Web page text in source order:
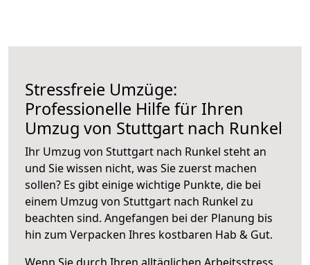
Stressfreie Umzüge:
Professionelle Hilfe für Ihren
Umzug von Stuttgart nach Runkel
Ihr Umzug von Stuttgart nach Runkel steht an
und Sie wissen nicht, was Sie zuerst machen
sollen? Es gibt einige wichtige Punkte, die bei
einem Umzug von Stuttgart nach Runkel zu
beachten sind. Angefangen bei der Planung bis
hin zum Verpacken Ihres kostbaren Hab & Gut.